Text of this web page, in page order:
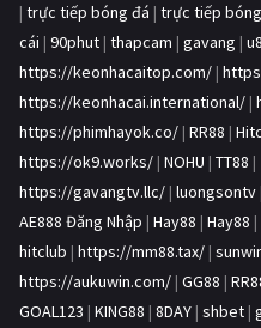
| trực tiếp bóng đá | trực tiếp
cái | 90phut | thapcam | gavang |
https://keonhacaitop.com/ |
https://keonhacai.international/ |
https://phimhayok.co/ | RR88 |
https://ok9.works/ | NOHU | TT88 |
https://gavangtv.llc/ | luongsontv
AE888 Đăng Nhập | Hay88 | Hay88 |
hitclub | https://mm88.tax/ |
https://aukuwin.com/ | GG88 |
GOAL123 | KING88 | 8DAY | shbet |